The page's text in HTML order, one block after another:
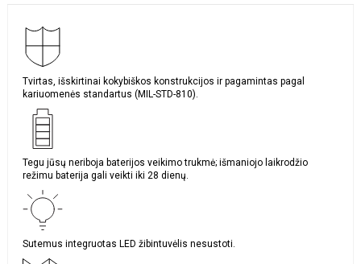
Tvirtas, išskirtinai kokybiškos konstrukcijos ir pagamintas pagal
kariuomenės standartus (MIL-STD-810).
Tegu jūsų neriboja baterijos veikimo trukmė; išmaniojo laikrodžio
režimu baterija gali veikti iki 28 dienų.
Sutemus integruotas LED žibintuvėlis nesustoti.